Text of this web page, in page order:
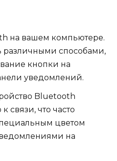
на вашем компьютере.
различными способами,
кнопки на
уведомлений.
Bluetooth
связи, что часто
цветом
на